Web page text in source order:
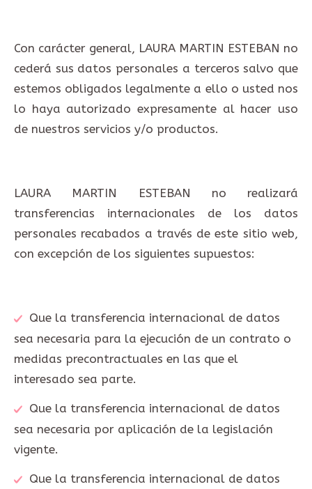
Con carácter general, LAURA MARTIN ESTEBAN no
cederá sus datos personales a terceros salvo que
estemos obligados legalmente a ello o usted nos
lo haya autorizado expresamente al hacer uso
de nuestros servicios y/o productos.
LAURA MARTIN ESTEBAN no realizará
transferencias internacionales de los datos
personales recabados a través de este sitio web,
con excepción de los siguientes supuestos:
Que la transferencia internacional de datos
sea necesaria para la ejecución de un contrato o
medidas precontractuales en las que el
interesado sea parte.
Que la transferencia internacional de datos
sea necesaria por aplicación de la legislación
vigente.
Que la transferencia internacional de datos